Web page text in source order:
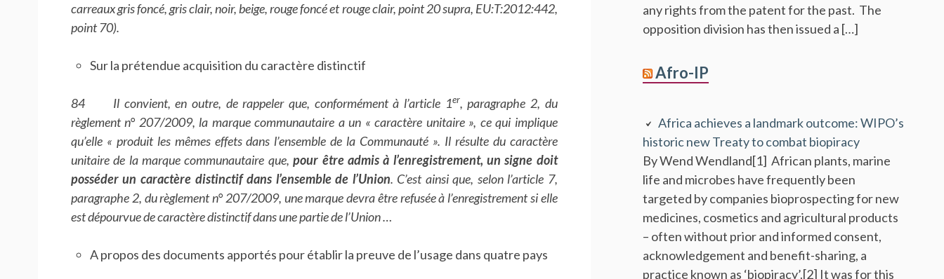
carreaux gris foncé, gris clair, noir, beige, rouge foncé et rouge clair, point 20 supra, EU:T:2012:442,
point 70).
Sur la prétendue acquisition du caractère distinctif
84 Il convient, en outre, de rappeler que, conformément à l’article 1er, paragraphe 2, du
règlement n° 207/2009, la marque communautaire a un « caractère unitaire », ce qui implique
qu’elle « produit les mêmes effets dans l’ensemble de la Communauté ». Il résulte du caractère
unitaire de la marque communautaire que,pour être admis à l’enregistrement, un signe doit
posséder un caractère distinctif dans l’ensemble de l’Union. C’est ainsi que, selon l’article 7,
paragraphe 2, du règlement n° 207/2009, une marque devra être refusée à l’enregistrement si elle
est dépourvue de caractère distinctif dans une partie de l’Union …
A propos des documents apportés pour établir la preuve de l’usage dans quatre pays
any rights from the patent for the past. The
opposition division has then issued a […]
Afro-IP
Africa achieves a landmark outcome: WIPO’s
historic new Treaty to combat biopiracy
By Wend Wendland[1] African plants, marine
life and microbes have frequently been
targeted by companies bioprospecting for new
medicines, cosmetics and agricultural products
– often without prior and informed consent,
acknowledgement and benefit-sharing, a
practice known as ‘biopiracy’.[2] It was for this